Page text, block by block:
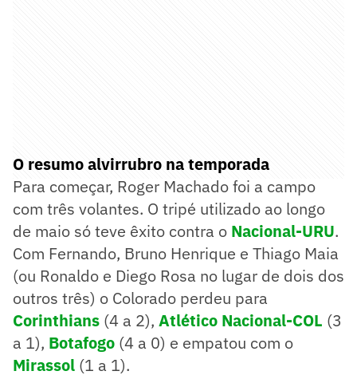
O resumo alvirrubro na temporada
Para começar, Roger Machado foi a campo
com três volantes. O tripé utilizado ao longo
de maio só teve êxito contra o Nacional-URU.
Com Fernando, Bruno Henrique e Thiago Maia
(ou Ronaldo e Diego Rosa no lugar de dois dos
outros três) o Colorado perdeu para
Corinthians (4 a 2), Atlético Nacional-COL (3
a 1), Botafogo (4 a 0) e empatou com o
Mirassol (1 a 1).